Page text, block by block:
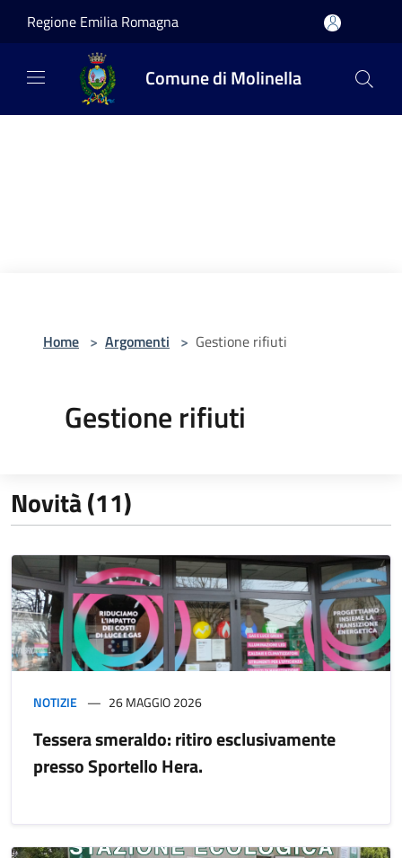
Regione Emilia Romagna
Comune di Molinella
Home > Argomenti > Gestione rifiuti
Gestione rifiuti
Novità (11)
NOTIZIE 26 MAGGIO 2026
Tessera smeraldo: ritiro esclusivamente
presso Sportello Hera.